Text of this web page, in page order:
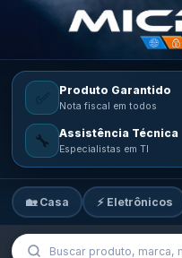
✅ Produto Garantido
Nota fiscal em todos
🔧 Assistência Técnica
Especialistas em TI
🏡 Casa ⚡ Eletrônicos